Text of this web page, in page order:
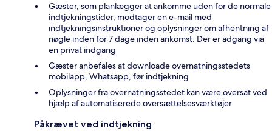
Gæster, som planlægger at ankomme uden for de normale
indtjekningstider, modtager en e-mail med
indtjekningsinstruktioner og oplysninger om afhentning af
nøgle inden for 7 dage inden ankomst. Der er adgang via
en privat indgang
Gæster anbefales at downloade overnatningsstedets
mobilapp, Whatsapp, før indtjekning
Oplysninger fra overnatningsstedet kan være oversat ved
hjælp af automatiserede oversættelsesværktøjer
Påkrævet ved indtjekning